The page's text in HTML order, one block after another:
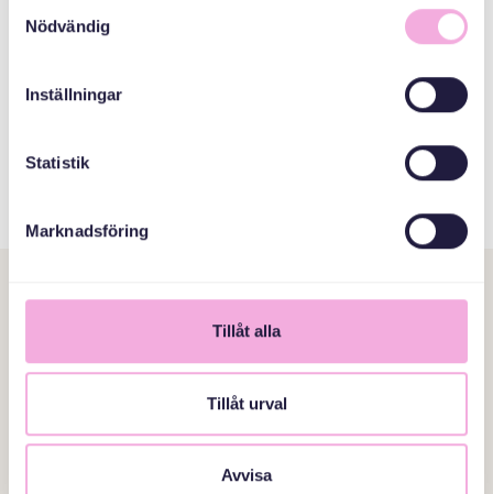
Nödvändig
Inställningar
Statistik
Marknadsföring
Tillåt alla
Tillåt urval
Avvisa
Genom att bli en ideell gruppledare för Svenska med